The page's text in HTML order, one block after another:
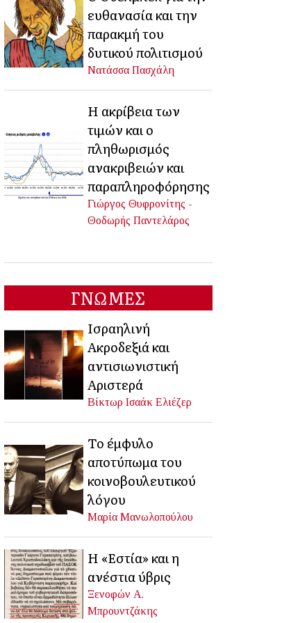
ευθανασία και την
παρακμή του
δυτικού πολιτισμού
Νατάσσα Πασχάλη
Η ακρίβεια των
τιμών και ο
πληθωρισμός
ανακριβειών και
παραπληροφόρησης
Γιώργος Θυφρονίτης -
Θοδωρής Παντελάρος
ΓΝΩΜΕΣ
Ισραηλινή
Ακροδεξιά και
αντισιωνιστική
Αριστερά
Βίκτωρ Ισαάκ Ελιέζερ
Το έμφυλο
αποτύπωμα του
κοινοβουλευτικού
λόγου
Μαρία Μανωλοπούλου
Η «Εστία» και η
ανέστια ύβρις
Ξενοφών Α.
Μπρουντζάκης